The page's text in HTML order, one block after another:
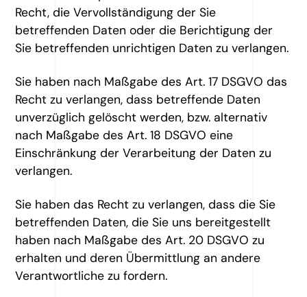
Recht, die Vervollständigung der Sie
betreffenden Daten oder die Berichtigung der
Sie betreffenden unrichtigen Daten zu verlangen.
Sie haben nach Maßgabe des Art. 17 DSGVO das
Recht zu verlangen, dass betreffende Daten
unverzüglich gelöscht werden, bzw. alternativ
nach Maßgabe des Art. 18 DSGVO eine
Einschränkung der Verarbeitung der Daten zu
verlangen.
Sie haben das Recht zu verlangen, dass die Sie
betreffenden Daten, die Sie uns bereitgestellt
haben nach Maßgabe des Art. 20 DSGVO zu
erhalten und deren Übermittlung an andere
Verantwortliche zu fordern.